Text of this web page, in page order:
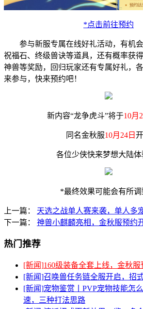
*点击前往预约
参与新服专属在线好礼活动，有机
祝福石、终级兽诀等道具，还有概率获
神兽等奖励，回归玩家还有专属好礼，
来参与，快来预约吧！
新内容“龙争虎斗”将于10月
同名金秋服10月24日
各位少侠快来梦想大陆体
*最终效果可能会有所调
上一篇：
天选之战单人赛来袭，单人多
下一篇：
神兽小麒麟亮相，金秋服预约
热门推荐
[新闻]160级装备全套上线，金秋
[新闻]召唤兽任务链全服开启，招
[新闻]宠物鉴赏丨PVP宠物技能怎
速，三种打法思路